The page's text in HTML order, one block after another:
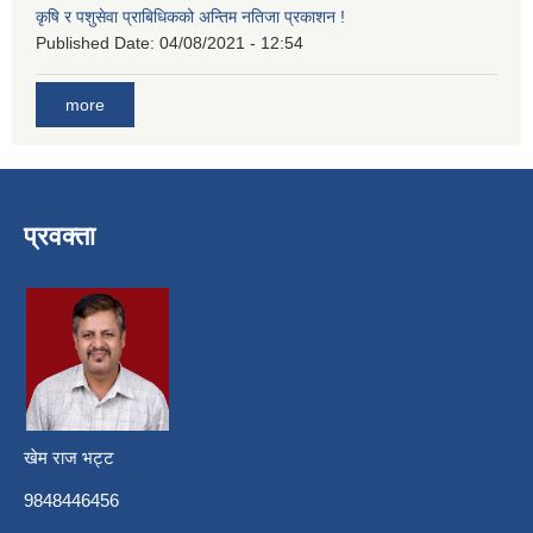
कृषि र पशुसेवा प्राबिधिकको अन्तिम नतिजा प्रकाशन !
Published Date: 04/08/2021 - 12:54
more
प्रवक्ता
खेम राज भट्ट
9848446456